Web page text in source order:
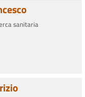
sanitaria